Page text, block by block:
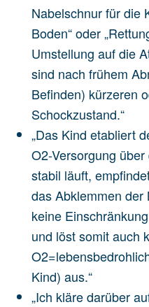
Nabelschnur für die
Boden“ oder
Umstellung auf die
sind nach frühem
Befinden) kürzeren
Schockzustand.“
„Das Kind etabliert
O2-Versorgung
stabil läuft,
das Abklemmen
keine
und löst somit auch
Kind) aus.“
„Ich kläre darüber